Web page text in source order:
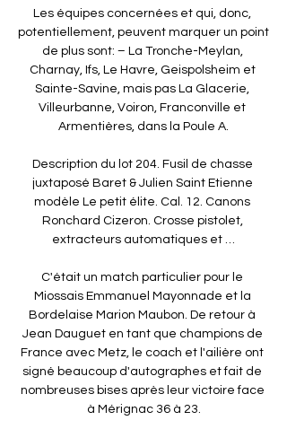
Les équipes concernées et qui, donc,
potentiellement, peuvent marquer un point
de plus sont: – La Tronche-Meylan,
Charnay, Ifs, Le Havre, Geispolsheim et
Sainte-Savine, mais pas La Glacerie,
Villeurbanne, Voiron, Franconville et
Armentières, dans la Poule A.
Description du lot 204. Fusil de chasse
juxtaposé Baret & Julien Saint Etienne
modèle Le petit élite. Cal. 12. Canons
Ronchard Cizeron. Crosse pistolet,
extracteurs automatiques et …
C'était un match particulier pour le
Miossais Emmanuel Mayonnade et la
Bordelaise Marion Maubon. De retour à
Jean Dauguet en tant que champions de
France avec Metz, le coach et l'ailière ont
signé beaucoup d'autographes et fait de
nombreuses bises après leur victoire face
à Mérignac 36 à 23.